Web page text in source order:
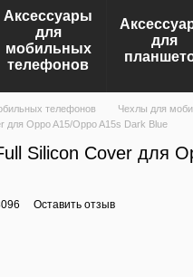
Аксессуары
для
мобильных
телефонов
для
телефонов Чехлы для
для Oppo A15/Oppo A15s Dark Blue
Silicon Cover для
Оставить отзыв